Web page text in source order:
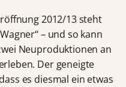
2012/13 steht
– und so kann
Neuproduktionen an
Der geneigte
es diesmal ein etwas